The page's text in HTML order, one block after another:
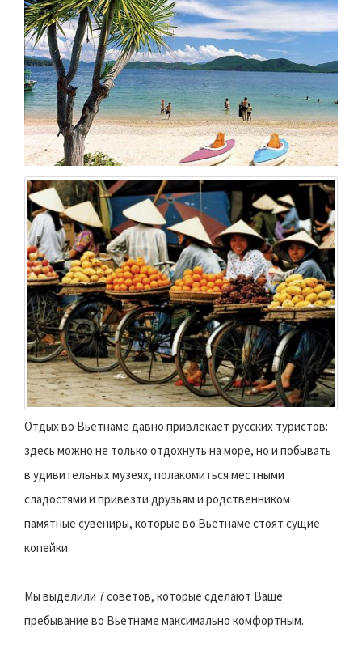
Отдых во Вьетнаме давно привлекает русских туристов:
здесь можно не только отдохнуть на море, но и побывать
в удивительных музеях, полакомиться местными
сладостями и привезти друзьям и родственником
памятные сувениры, которые во Вьетнаме стоят сущие
копейки.
Мы выделили 7 советов, которые сделают Ваше
пребывание во Вьетнаме максимально комфортным.